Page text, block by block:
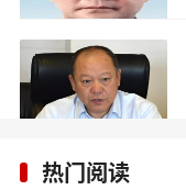
热门阅读